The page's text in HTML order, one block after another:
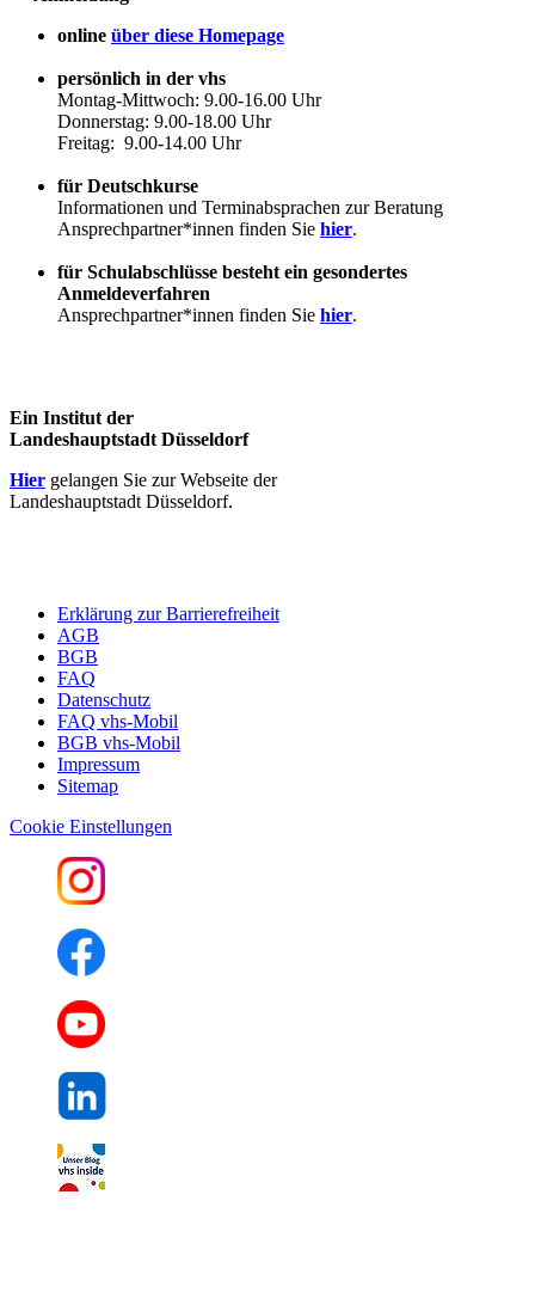
online über diese Homepage
persönlich in der vhs
Montag-Mittwoch: 9.00-16.00 Uhr
Donnerstag: 9.00-18.00 Uhr
Freitag: 9.00-14.00 Uhr
für Deutschkurse
Informationen und Terminabsprachen zur Beratung
Ansprechpartner*innen finden Sie hier.
für Schulabschlüsse besteht ein gesondertes
Anmeldeverfahren
Ansprechpartner*innen finden Sie hier.
Ein Institut der
Landeshauptstadt Düsseldorf
Hier gelangen Sie zur Webseite der
Landeshauptstadt Düsseldorf.
Erklärung zur Barrierefreiheit
AGB
BGB
FAQ
Datenschutz
FAQ vhs-Mobil
BGB vhs-Mobil
Impressum
Sitemap
Cookie Einstellungen